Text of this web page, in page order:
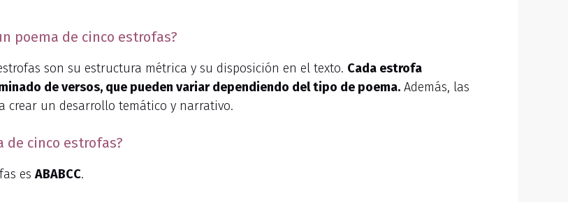
poema de cinco estrofas?
son su estructura métrica y su disposición en el texto. Cada estrofa
de versos, que pueden variar dependiendo del tipo de poema. Además, las
crear un desarrollo temático y narrativo.
de cinco estrofas?
es ABABCC.